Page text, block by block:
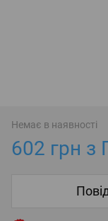
Немає в наявності
602 грн з